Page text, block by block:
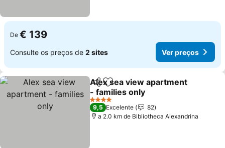
De € 139
Consulte os preços de 2 sites Ver preços
PartilharAdicionar aos favoritos
Alex sea view apartment
- families only
Ver preços
4 Estrelas
9,5 Excelente
82
a 2.0 km de Bibliotheca Alexandrina